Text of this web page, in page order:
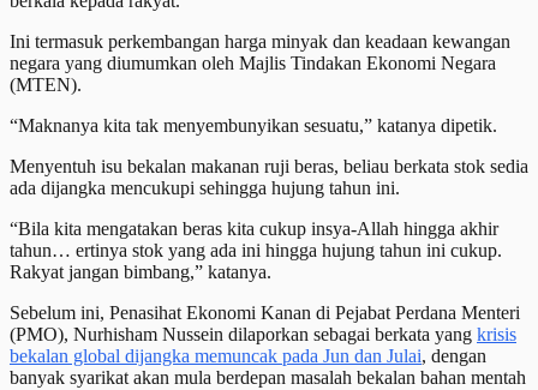
Ini termasuk perkembangan harga minyak dan keadaan kewangan
negara yang diumumkan oleh Majlis Tindakan Ekonomi Negara
(MTEN).
“Maknanya kita tak menyembunyikan sesuatu,” katanya dipetik.
Menyentuh isu bekalan makanan ruji beras, beliau berkata stok sedia
ada dijangka mencukupi sehingga hujung tahun ini.
“Bila kita mengatakan beras kita cukup insya-Allah hingga akhir
tahun… ertinya stok yang ada ini hingga hujung tahun ini cukup.
Rakyat jangan bimbang,” katanya.
Sebelum ini, Penasihat Ekonomi Kanan di Pejabat Perdana Menteri
(PMO), Nurhisham Nussein dilaporkan sebagai berkata yang krisis
bekalan global dijangka memuncak pada Jun dan Julai, dengan
banyak syarikat akan mula berdepan masalah bekalan bahan mentah